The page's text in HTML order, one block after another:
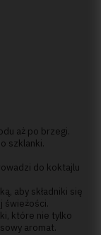
aż po brzegi.
szklanki.
do koktajlu
aby składniki się
świeżości.
które nie tylko
aromat.